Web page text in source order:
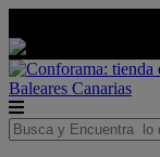
Baleares Canarias